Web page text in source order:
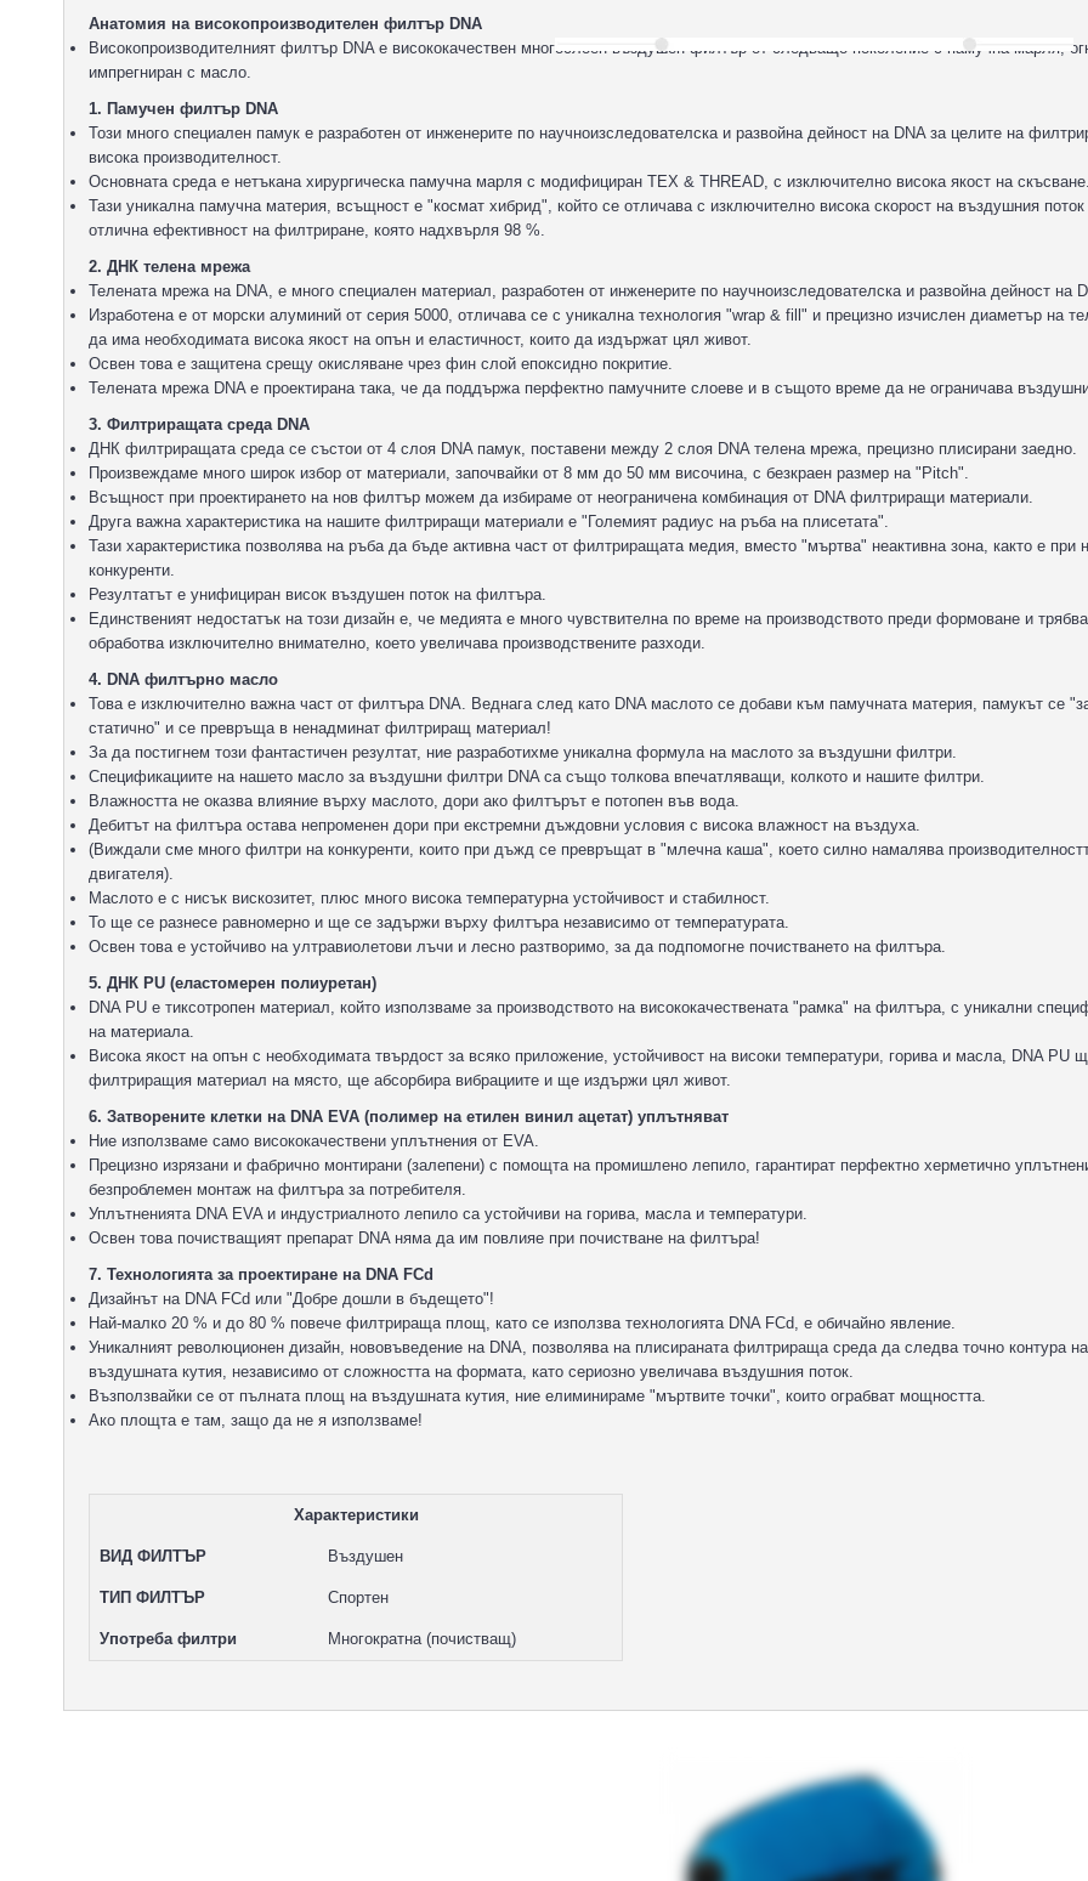
Анатомия на високопроизводителен филтър DNA
Високопроизводителният филтър DNA е висококачествен многослоен въздушен филтър от следващо поколение с памучна марля,
импрегниран с масло.
1. Памучен филтър DNA
Този много специален памук е разработен от инженерите по научноизследователска и развойна дейност на DNA за целите на
висока производителност.
Основната среда е нетъкана хирургическа памучна марля с модифициран TEX & THREAD, с изключително висока якост на
Тази уникална памучна материя, всъщност е "космат хибрид", който се отличава с изключително висока скорост на въздушния поток
отлична ефективност на филтриране, която надхвърля 98 %.
2. ДНК телена мрежа
Телената мрежа на DNA, е много специален материал, разработен от инженерите по научноизследователска и развойна дейност на
Изработена е от морски алуминий от серия 5000, отличава се с уникална технология "wrap & fill" и прецизно изчислен диаметър на
да има необходимата висока якост на опън и еластичност, които да издържат цял живот.
Освен това е защитена срещу окисляване чрез фин слой епоксидно покритие.
Телената мрежа DNA е проектирана така, че да поддържа перфектно памучните слоеве и в същото време да не ограничава
3. Филтриращата среда DNA
ДНК филтриращата среда се състои от 4 слоя DNA памук, поставени между 2 слоя DNA телена мрежа, прецизно плисирани заедно.
Произвеждаме много широк избор от материали, започвайки от 8 мм до 50 мм височина, с безкраен размер на "Pitch".
Всъщност при проектирането на нов филтър можем да избираме от неограничена комбинация от DNA филтриращи материали.
Друга важна характеристика на нашите филтриращи материали е "Големият радиус на ръба на плисетата".
Тази характеристика позволява на ръба да бъде активна част от филтриращата медия, вместо "мъртва" неактивна зона, както е при
конкуренти.
Резултатът е унифициран висок въздушен поток на филтъра.
Единственият недостатък на този дизайн е, че медията е много чувствителна по време на производството преди формоване и
обработва изключително внимателно, което увеличава производствените разходи.
4. DNA филтърно масло
Това е изключително важна част от филтъра DNA. Веднага след като DNA маслото се добави към памучната материя, памукът се
статично" и се превръща в ненадминат филтриращ материал!
За да постигнем този фантастичен резултат, ние разработихме уникална формула на маслото за въздушни филтри.
Спецификациите на нашето масло за въздушни филтри DNA са също толкова впечатляващи, колкото и нашите филтри.
Влажността не оказва влияние върху маслото, дори ако филтърът е потопен във вода.
Дебитът на филтъра остава непроменен дори при екстремни дъждовни условия с висока влажност на въздуха.
(Виждали сме много филтри на конкуренти, които при дъжд се превръщат в "млечна каша", което силно намалява
двигателя).
Маслото е с нисък вискозитет, плюс много висока температурна устойчивост и стабилност.
То ще се разнесе равномерно и ще се задържи върху филтъра независимо от температурата.
Освен това е устойчиво на ултравиолетови лъчи и лесно разтворимо, за да подпомогне почистването на филтъра.
5. ДНК PU (еластомерен полиуретан)
DNA PU е тиксотропен материал, който използваме за производството на висококачествената "рамка" на филтъра, с уникални
на материала.
Висока якост на опън с необходимата твърдост за всяко приложение, устойчивост на високи температури, горива и масла, DNA PU
филтриращия материал на място, ще абсорбира вибрациите и ще издържи цял живот.
6. Затворените клетки на DNA EVA (полимер на етилен винил ацетат) уплътняват
Ние използваме само висококачествени уплътнения от EVA.
Прецизно изрязани и фабрично монтирани (залепени) с помощта на промишлено лепило, гарантират перфектно херметично
безпроблемен монтаж на филтъра за потребителя.
Уплътненията DNA EVA и индустриалното лепило са устойчиви на горива, масла и температури.
Освен това почистващият препарат DNA няма да им повлияе при почистване на филтъра!
7. Технологията за проектиране на DNA FCd
Дизайнът на DNA FCd или "Добре дошли в бъдещето"!
Най-малко 20 % и до 80 % повече филтрираща площ, като се използва технологията DNA FCd, е обичайно явление.
Уникалният революционен дизайн, нововъведение на DNA, позволява на плисираната филтрираща среда да следва точно контура на
въздушната кутия, независимо от сложността на формата, като сериозно увеличава въздушния поток.
Възползвайки се от пълната площ на въздушната кутия, ние елиминираме "мъртвите точки", които ограбват мощността.
Ако площта е там, защо да не я използваме!
Характеристики
ВИД ФИЛТЪР Въздушен
ТИП ФИЛТЪР Спортен
Употреба филтри Многократна (почистващ)